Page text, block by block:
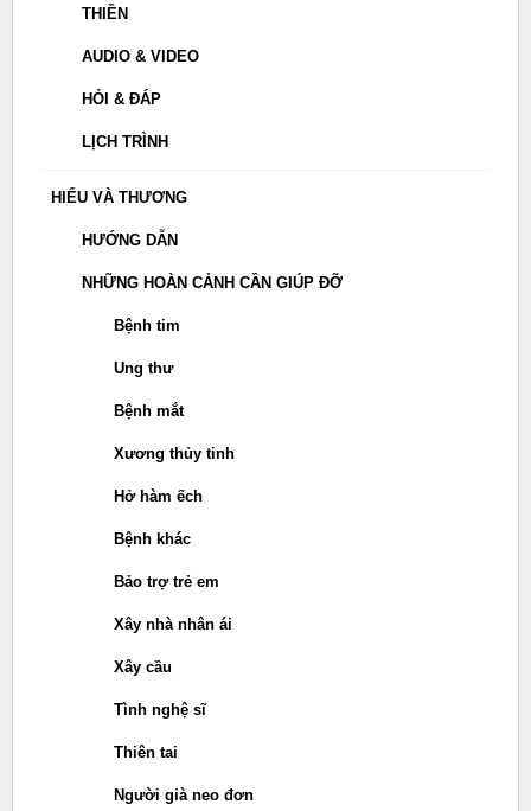
THIỀN
AUDIO & VIDEO
HỎI & ĐÁP
LỊCH TRÌNH
HIỂU VÀ THƯƠNG
HƯỚNG DẪN
NHỮNG HOÀN CẢNH CẦN GIÚP ĐỠ
Bệnh tim
Ung thư
Bệnh mắt
Xương thủy tinh
Hở hàm ếch
Bệnh khác
Bảo trợ trẻ em
Xây nhà nhân ái
Xây cầu
Tình nghệ sĩ
Thiên tai
Người già neo đơn